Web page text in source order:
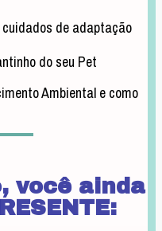
de adaptação
do seu Pet
Ambiental e como
você ainda